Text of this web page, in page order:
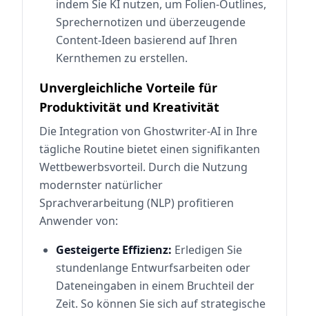
indem Sie KI nutzen, um Folien-Outlines,
Sprechernotizen und überzeugende
Content-Ideen basierend auf Ihren
Kernthemen zu erstellen.
Unvergleichliche Vorteile für
Produktivität und Kreativität
Die Integration von Ghostwriter-AI in Ihre
tägliche Routine bietet einen signifikanten
Wettbewerbsvorteil. Durch die Nutzung
modernster natürlicher
Sprachverarbeitung (NLP) profitieren
Anwender von:
Gesteigerte Effizienz: Erledigen Sie
stundenlange Entwurfsarbeiten oder
Dateneingaben in einem Bruchteil der
Zeit. So können Sie sich auf strategische